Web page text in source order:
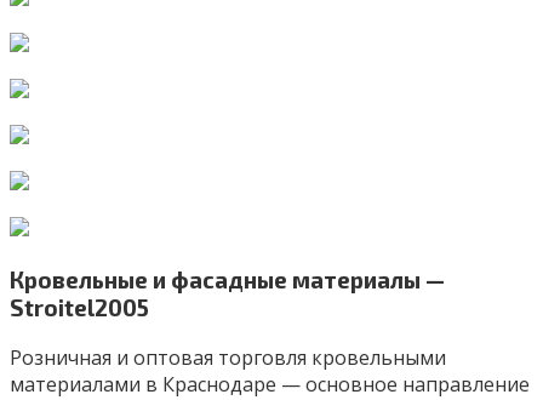
Кровельные и фасадные материалы —
Stroitel2005
Розничная и оптовая торговля кровельными
материалами в Краснодаре — основное направление